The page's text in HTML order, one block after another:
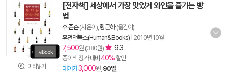
미리읽기
[전자책] 세상에서 가장 맛있게 와인을 즐기는 방
법
휴 존슨(지은이), 황근하(옮긴이)
휴먼앤북스(Human&Books) 2010년 10월
7,500원 (380원) 9.3
종이책 정가 대비 40%할인
대여가3,000원, 90일